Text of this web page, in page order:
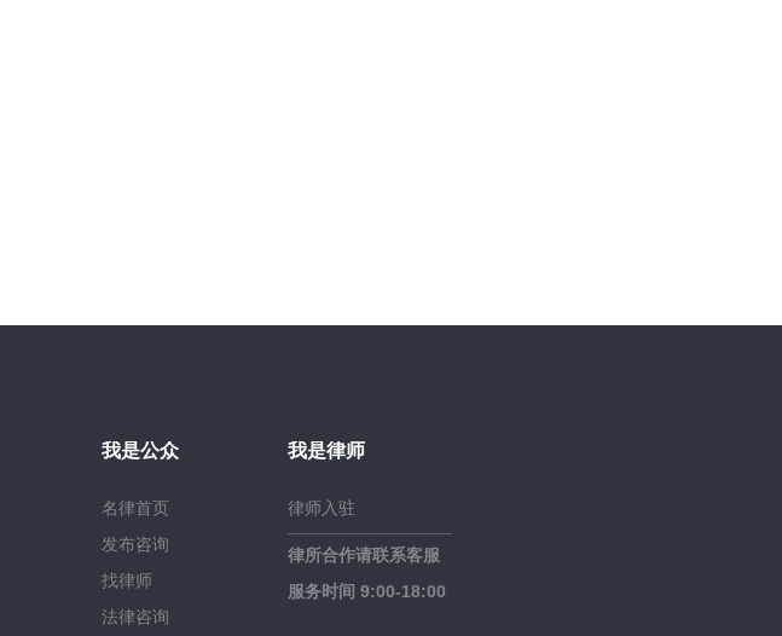
我是公众
名律首页
发布咨询
找律师
法律咨询
我是律师
律师入驻
律所合作请联系客服
服务时间 9:00-18:00